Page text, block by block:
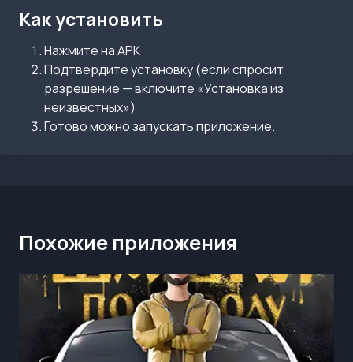
Как установить
Нажмите на APK
Подтвердите установку (если спросит
разрешение — включите «Установка из
неизвестных»)
Готово можно запускать приложение.
Похожие приложения